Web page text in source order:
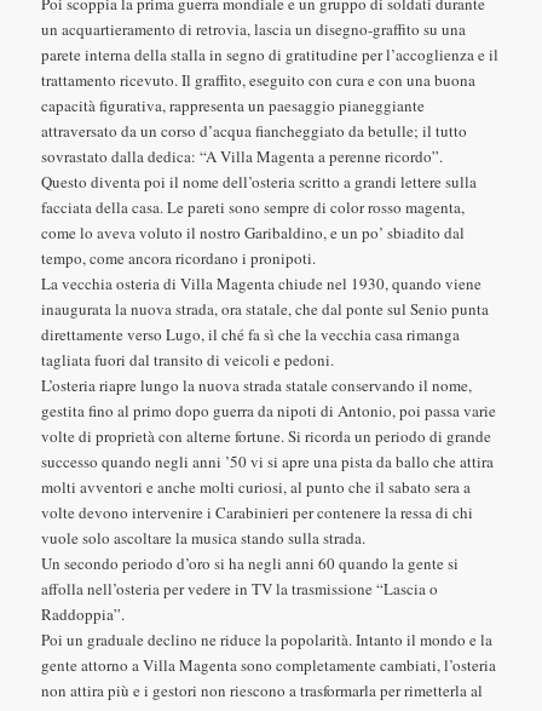
un acquartieramento di retrovia, lascia un disegno-graffito su una
parete interna della stalla in segno di gratitudine per l’accoglienza e il
trattamento ricevuto. Il graffito, eseguito con cura e con una buona
capacità figurativa, rappresenta un paesaggio pianeggiante
attraversato da un corso d’acqua fiancheggiato da betulle; il tutto
sovrastato dalla dedica: “A Villa Magenta a perenne ricordo”.
Questo diventa poi il nome dell’osteria scritto a grandi lettere sulla
facciata della casa. Le pareti sono sempre di color rosso magenta,
come lo aveva voluto il nostro Garibaldino, e un po’ sbiadito dal
tempo, come ancora ricordano i pronipoti.
La vecchia osteria di Villa Magenta chiude nel 1930, quando viene
inaugurata la nuova strada, ora statale, che dal ponte sul Senio punta
direttamente verso Lugo, il ché fa sì che la vecchia casa rimanga
tagliata fuori dal transito di veicoli e pedoni.
L’osteria riapre lungo la nuova strada statale conservando il nome,
gestita fino al primo dopo guerra da nipoti di Antonio, poi passa varie
volte di proprietà con alterne fortune. Si ricorda un periodo di grande
successo quando negli anni ’50 vi si apre una pista da ballo che attira
molti avventori e anche molti curiosi, al punto che il sabato sera a
volte devono intervenire i Carabinieri per contenere la ressa di chi
vuole solo ascoltare la musica stando sulla strada.
Un secondo periodo d’oro si ha negli anni 60 quando la gente si
affolla nell’osteria per vedere in TV la trasmissione “Lascia o
Raddoppia”.
Poi un graduale declino ne riduce la popolarità. Intanto il mondo e la
gente attorno a Villa Magenta sono completamente cambiati, l’osteria
non attira più e i gestori non riescono a trasformarla per rimetterla al